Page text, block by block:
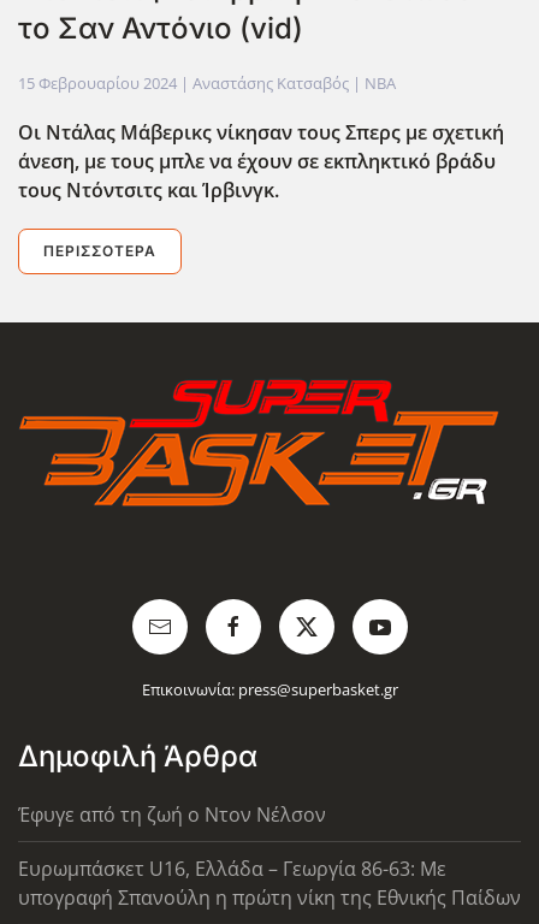
το Σαν Αντόνιο (vid)
15 Φεβρουαρίου 2024 | Αναστάσης Κατσαβός | NBA
Οι Ντάλας Μάβερικς νίκησαν τους Σπερς με σχετική
άνεση, με τους μπλε να έχουν σε εκπληκτικό βράδυ
τους Ντόντσιτς και Ίρβινγκ.
ΠΕΡΙΣΣΌΤΕΡΑ
Επικοινωνία: press@superbasket.gr
Δημοφιλή Άρθρα
Έφυγε από τη ζωή ο Ντον Νέλσον
Ευρωμπάσκετ U16, Ελλάδα – Γεωργία 86-63: Με
υπογραφή Σπανούλη η πρώτη νίκη της Εθνικής Παίδων